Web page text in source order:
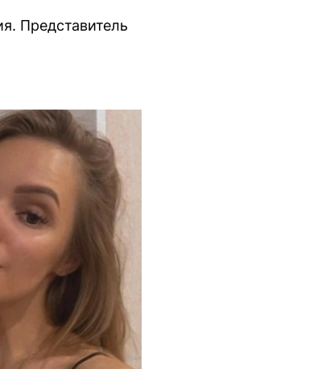
Представитель